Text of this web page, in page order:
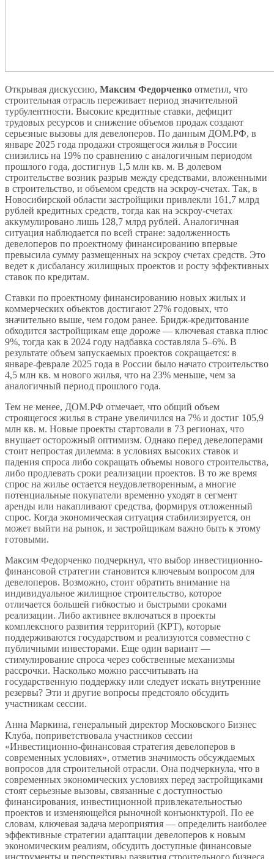
Открывая дискуссию, Максим Федорченко отметил, что
строительная отрасль переживает период значительной
турбулентности. Высокие кредитные ставки, дефицит
трудовых ресурсов и снижение объемов продаж создают
серьезные вызовы для девелоперов. По данным ДОМ.РФ, в
январе 2025 года продажи строящегося жилья в России
снизились на 19% по сравнению с аналогичным периодом
прошлого года, достигнув 1,5 млн кв. м. В долевом
строительстве возник разрыв между средствами, вложенными
в строительство, и объемом средств на эскроу-счетах. Так, в
Новосибирской области застройщики привлекли 161,7 млрд
рублей кредитных средств, тогда как на эскроу-счетах
аккумулировано лишь 128,7 млрд рублей. Аналогичная
ситуация наблюдается по всей стране: задолженность
девелоперов по проектному финансированию впервые
превысила сумму размещенных на эскроу счетах средств. Это
ведет к дисбалансу жилищных проектов и росту эффективных
ставок по кредитам.
Ставки по проектному финансированию новых жилых и
коммерческих объектов достигают 27% годовых, что
значительно выше, чем годом ранее. Бридж-кредитование
обходится застройщикам еще дороже — ключевая ставка плюс
9%, тогда как в 2024 году надбавка составляла 5–6%. В
результате объем запускаемых проектов сокращается: в
январе-феврале 2025 года в России было начато строительство
4,5 млн кв. м нового жилья, что на 23% меньше, чем за
аналогичный период прошлого года.
Тем не менее, ДОМ.РФ отмечает, что общий объем
строящегося жилья в стране увеличился на 7% и достиг 105,9
млн кв. м. Новые проекты стартовали в 73 регионах, что
внушает осторожный оптимизм. Однако перед девелоперами
стоит непростая дилемма: в условиях высоких ставок и
падения спроса либо сокращать объемы нового строительства,
либо продлевать сроки реализации проектов. В то же время
спрос на жилье остается неудовлетворенным, а многие
потенциальные покупатели временно уходят в сегмент
аренды или накапливают средства, формируя отложенный
спрос. Когда экономическая ситуация стабилизируется, он
может выйти на рынок, и застройщикам важно быть к этому
готовыми.
Максим Федорченко подчеркнул, что выбор инвестиционно-
финансовой стратегии становится ключевым вопросом для
девелоперов. Возможно, стоит обратить внимание на
индивидуальное жилищное строительство, которое
отличается большей гибкостью и быстрыми сроками
реализации. Либо активнее включаться в проекты
комплексного развития территорий (КРТ), которые
поддерживаются государством и реализуются совместно с
публичными инвесторами. Еще один вариант —
стимулирование спроса через собственные механизмы
рассрочки. Насколько можно рассчитывать на
государственную поддержку или следует искать внутренние
резервы? Эти и другие вопросы предстояло обсудить
участникам сессии.
Анна Маркина, генеральный директор Московского Бизнес
Клуба, поприветствовала участников сессии
«Инвестиционно-финансовая стратегия девелоперов в
современных условиях», отметив значимость обсуждаемых
вопросов для строительной отрасли. Она подчеркнула, что в
современных экономических условиях перед застройщиками
стоят серьезные вызовы, связанные с доступностью
финансирования, инвестиционной привлекательностью
проектов и изменяющейся рыночной конъюнктурой. По ее
словам, ключевая задача мероприятия — определить наиболее
эффективные стратегии адаптации девелоперов к новым
экономическим реалиям, обсудить доступные финансовые
инструменты и перспективы развития строительного бизнеса.